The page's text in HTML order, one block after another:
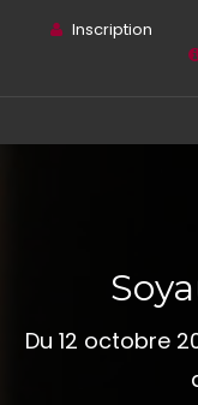
Inscription
Du 12 octobre